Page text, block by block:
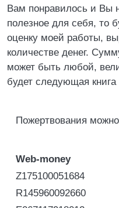
Вам понравилось и Вы
полезное для себя, то
оценку моей работы,
количестве денег.
может быть любой,
будет следующая книга
Пожертвования
Web-money
Z175100051684
R145960092660